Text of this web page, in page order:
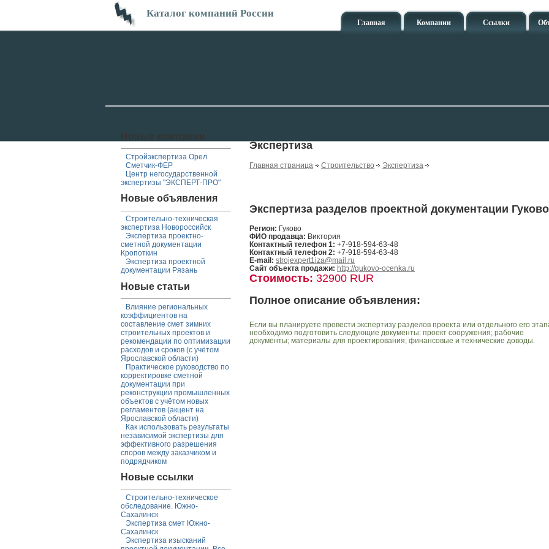
Каталог компаний России
Главная Компании Ссылки
Стройэкспертиза Орел
Сметчик-ФЕР
Центр негосударственной
экспертизы "ЭКСПЕРТ-ПРО"
Новые объявления
Строительно-техническая
экспертиза Новороссийск
Экспертиза проектно-
сметной документации
Кропоткин
Экспертиза проектной
документации Рязань
Новые статьи
Влияние региональных
коэффициентов на
составление смет зимних
строительных проектов и
рекомендации по оптимизации
расходов и сроков (с учётом
Ярославской области)
Практическое руководство по
корректировке сметной
документации при
реконструкции промышленных
объектов с учётом новых
регламентов (акцент на
Ярославской области)
Как использовать результаты
независимой экспертизы для
эффективного разрешения
споров между заказчиком и
подрядчиком
Новые ссылки
Строительно-техническое
обследование. Южно-
Сахалинск
Экспертиза смет Южно-
Сахалинск
Экспертиза изысканий
Экспертиза
Главная страница Строительство Экспертиза
Экспертиза разделов проектной документации Гуково
Регион: Гуково
ФИО продавца: Виктория
Контактный телефон 1: +7-918-594-63-48
Контактный телефон 2: +7-918-594-63-48
E-mail: strojexpert1iza@mail.ru
Сайт объекта продажи: http://gukovo-ocenka.ru
Стоимость: 32900 RUR
Полное описание объявления:
Если вы планируете провести экспертизу разделов проекта или отдельного его
необходимо подготовить следующие документы: проект сооружения; рабочие
документы; материалы для проектирования; финансовые и технические доводы.